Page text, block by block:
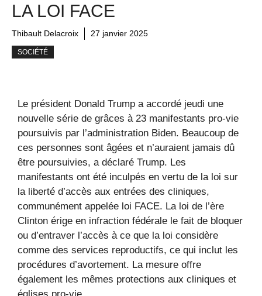
LA LOI FACE
Thibault Delacroix 27 janvier 2025
SOCIÉTÉ
Le président Donald Trump a accordé jeudi une
nouvelle série de grâces à 23 manifestants pro-vie
poursuivis par l’administration Biden. Beaucoup de
ces personnes sont âgées et n’auraient jamais dû
être poursuivies, a déclaré Trump. Les
manifestants ont été inculpés en vertu de la loi sur
la liberté d’accès aux entrées des cliniques,
communément appelée loi FACE. La loi de l’ère
Clinton érige en infraction fédérale le fait de bloquer
ou d’entraver l’accès à ce que la loi considère
comme des services reproductifs, ce qui inclut les
procédures d’avortement. La mesure offre
également les mêmes protections aux cliniques et
églises pro-vie.